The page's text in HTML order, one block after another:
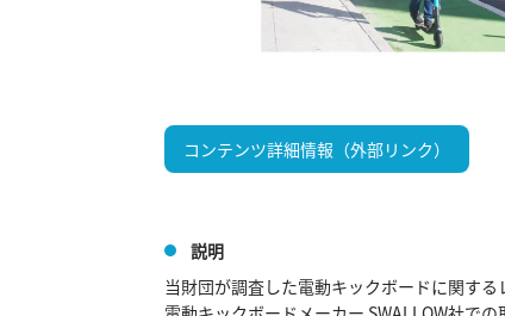
コンテンツ詳細情報（外部リンク）
説明
当財団が調査した電動キックボードに関する